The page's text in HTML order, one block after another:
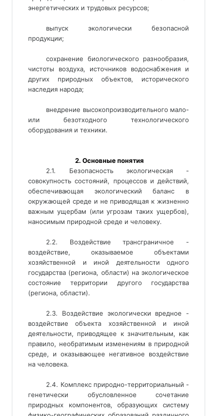
энергетических и трудовых ресурсов;
выпуск экологически безопасной
продукции;
сохранение биологического разнообразия,
чистоты воздуха, источников водоснабжения и
других природных объектов, исторического
наследия народа;
внедрение высокопроизводительного мало-
или безотходного технологического
оборудования и техники.
2. Основные понятия
2.1. Безопасность экологическая -
совокупность состояний, процессов и действий,
обеспечивающая экологический баланс в
окружающей среде и не приводящая к жизненно
важным ущербам (или угрозам таких ущербов),
наносимым природной среде и человеку.
2.2. Воздействие трансграничное -
воздействие, оказываемое объектами
хозяйственной и иной деятельности одного
государства (региона, области) на экологическое
состояние территории другого государства
(региона, области).
2.3. Воздействие экологически вредное -
воздействие объекта хозяйственной и иной
деятельности, приводящее к значительным, как
правило, необратимым изменениям в природной
среде, и оказывающее негативное воздействие
на человека.
2.4. Комплекс природно-территориальный -
генетически обусловленное сочетание
природных компонентов, образующих систему